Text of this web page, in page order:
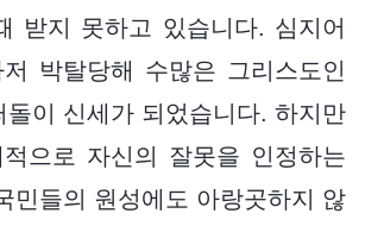
받지 못하고 있습니다. 심지어
박탈당해 수많은 그리스도인
돌이 신세가 되었습니다. 하지만
으로 자신의 잘못을 인정하는
민들의 원성에도 아랑곳하지 않